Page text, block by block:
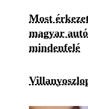
Most
magyar
mindenfelé